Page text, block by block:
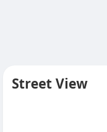
Street View